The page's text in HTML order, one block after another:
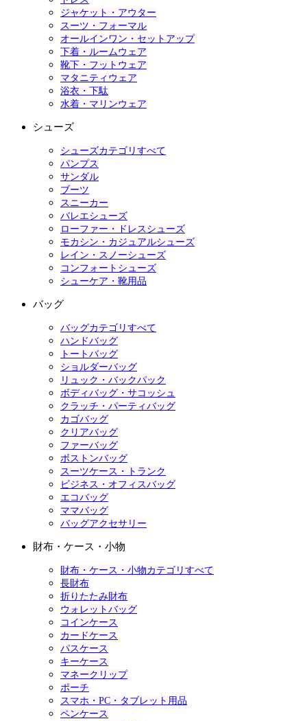
ジャケット・アウター
スーツ・フォーマル
オールインワン・セットアップ
下着・ルームウェア
靴下・フットウェア
マタニティウェア
浴衣・下駄
水着・マリンウェア
シューズ
シューズカテゴリすべて
パンプス
サンダル
ブーツ
スニーカー
バレエシューズ
ローファー・ドレスシューズ
モカシン・カジュアルシューズ
レイン・スノーシューズ
コンフォートシューズ
シューケア・靴用品
バッグ
バッグカテゴリすべて
ハンドバッグ
トートバッグ
ショルダーバッグ
リュック・バックパック
ボディバッグ・サコッシュ
クラッチ・パーティバッグ
カゴバッグ
クリアバッグ
ファーバッグ
ボストンバッグ
スーツケース・トランク
ビジネス・オフィスバッグ
エコバッグ
ママバッグ
バッグアクセサリー
財布・ケース・小物
財布・ケース・小物カテゴリすべて
長財布
折りたたみ財布
ウォレットバッグ
コインケース
カードケース
パスケース
キーケース
マネークリップ
ポーチ
スマホ・PC・タブレット用品
ペンケース